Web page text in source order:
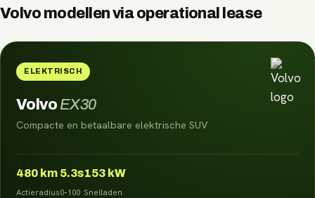
Volvo modellen viaoperational lease
ELEKTRISCH
Volvo EX30
Compacte en betaalbare elektrische SUV
480 km
Actieradius
5.3s
0–100
153 kW
Snelladen